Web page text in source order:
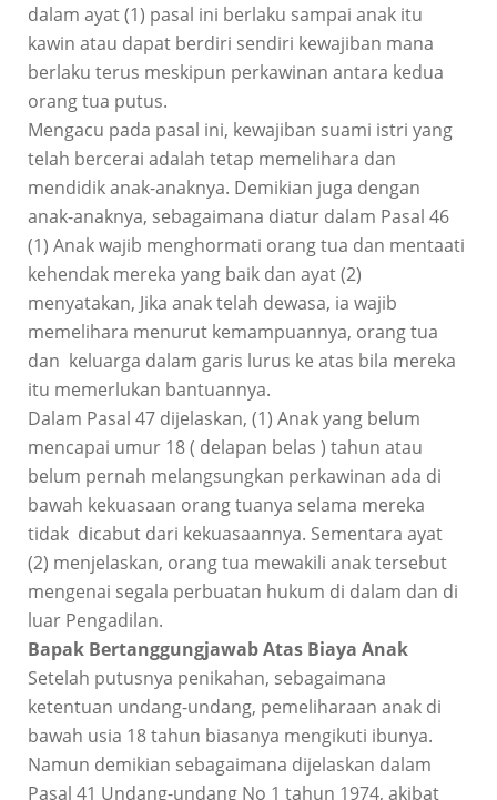
dalam ayat (1) pasal ini berlaku sampai anak itu
kawin atau dapat berdiri sendiri kewajiban mana
berlaku terus meskipun perkawinan antara kedua
orang tua putus.
Mengacu pada pasal ini, kewajiban suami istri yang
telah bercerai adalah tetap memelihara dan
mendidik anak-anaknya. Demikian juga dengan
anak-anaknya, sebagaimana diatur dalam Pasal 46
(1) Anak wajib menghormati orang tua dan mentaati
kehendak mereka yang baik dan ayat (2)
menyatakan, Jika anak telah dewasa, ia wajib
memelihara menurut kemampuannya, orang tua
dan keluarga dalam garis lurus ke atas bila mereka
itu memerlukan bantuannya.
Dalam Pasal 47 dijelaskan, (1) Anak yang belum
mencapai umur 18 ( delapan belas ) tahun atau
belum pernah melangsungkan perkawinan ada di
bawah kekuasaan orang tuanya selama mereka
tidak dicabut dari kekuasaannya. Sementara ayat
(2) menjelaskan, orang tua mewakili anak tersebut
mengenai segala perbuatan hukum di dalam dan di
luar Pengadilan.
Bapak Bertanggungjawab Atas Biaya Anak
Setelah putusnya penikahan, sebagaimana
ketentuan undang-undang, pemeliharaan anak di
bawah usia 18 tahun biasanya mengikuti ibunya.
Namun demikian sebagaimana dijelaskan dalam
Pasal 41 Undang-undang No 1 tahun 1974, akibat